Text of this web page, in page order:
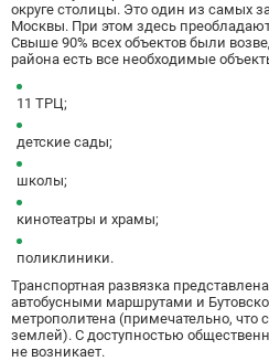
Бауманская
Беговая
Беломорская
Бибирево
Борисово
Ботанический сад
Братиславская
Бульвар Адмирала
округе столицы. Это один из самых
Москвы. При этом здесь
Свыше 90% всех объектов были
района есть все необходимые
11 ТРЦ;
детские сады;
школы;
кинотеатры и храмы;
поликлиники.
Транспортная развязка
автобусными маршрутами и
метрополитена (примечательно, что
землей). С доступностью
не возникает.